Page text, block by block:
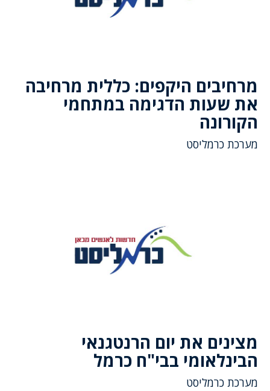
מרחיבים היקפים: כללית מרחיבה
את שעות הדגימה במתחמי
הקורונה
מערכת כרמליסט
מצינים את יום הרנטגנאי
הבינלאומי בבי"ח כרמל
מערכת כרמליסט